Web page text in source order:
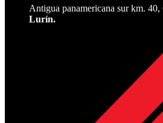
Antigua panamericana sur km.
Lurín.